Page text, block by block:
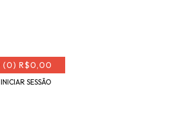
(0)R$0,00
INICIAR SESSÃO